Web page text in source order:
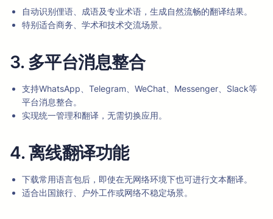
自动识别俚语、成语及专业术语，生成自然流畅的翻译结果。
特别适合商务、学术和技术交流场景。
3. 多平台消息整合
支持WhatsApp、Telegram、WeChat、Messenger、Slack等
平台消息整合。
实现统一管理和翻译，无需切换应用。
4. 离线翻译功能
下载常用语言包后，即使在无网络环境下也可进行文本翻译。
适合出国旅行、户外工作或网络不稳定场景。